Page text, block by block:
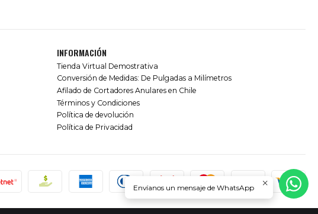
INFORMACIÓN
Tienda Virtual Demostrativa
Conversión de Medidas: De Pulgadas a Milímetros
Afilado de Cortadores Anulares en Chile
Términos y Condiciones
Política de devolución
Política de Privacidad
Envíanos un mensaje de WhatsApp